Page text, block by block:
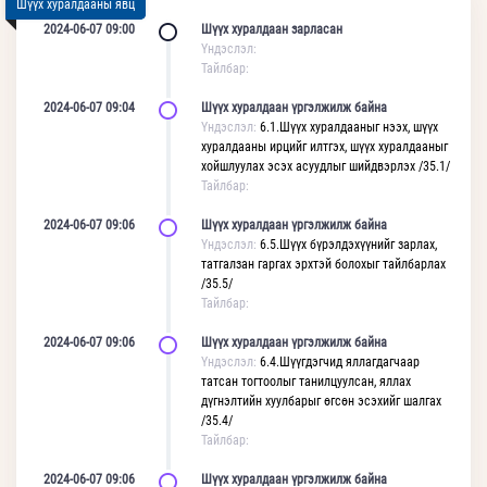
Шүүх хуралдааны явц
2024-06-07 09:00
Шүүх хуралдаан зарласан
Үндэслэл:
Тайлбар:
2024-06-07 09:04
Шүүх хуралдаан үргэлжилж байна
Үндэслэл: 6.1.Шүүх хуралдааныг нээх, шүүх
хуралдааны ирцийг илтгэх, шүүх хуралдааныг
хойшлуулах эсэх асуудлыг шийдвэрлэх /35.1/
Тайлбар:
2024-06-07 09:06
Шүүх хуралдаан үргэлжилж байна
Үндэслэл: 6.5.Шүүх бүрэлдэхүүнийг зарлах,
татгалзан гаргах эрхтэй болохыг тайлбарлах
/35.5/
Тайлбар:
2024-06-07 09:06
Шүүх хуралдаан үргэлжилж байна
Үндэслэл: 6.4.Шүүгдэгчид яллагдагчаар
татсан тогтоолыг танилцуулсан, яллах
дүгнэлтийн хуулбарыг өгсөн эсэхийг шалгах
/35.4/
Тайлбар:
2024-06-07 09:06 Шүүх хуралдаан үргэлжилж байна